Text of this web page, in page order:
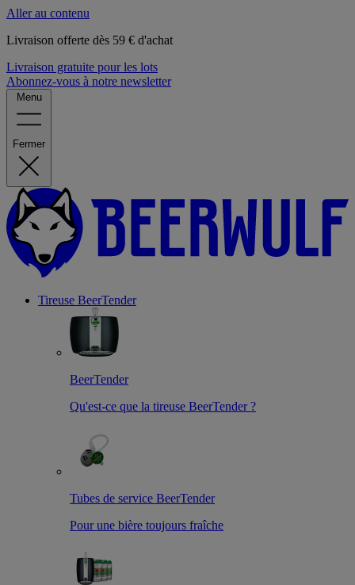
Aller au contenu
Livraison offerte dès 59 € d'achat
Livraison gratuite pour les lots
Abonnez-vous à notre newsletter
Menu
Fermer
Tireuse BeerTender
BeerTender
Qu'est-ce que la tireuse BeerTender ?
Tubes de service BeerTender
Pour une bière toujours fraîche